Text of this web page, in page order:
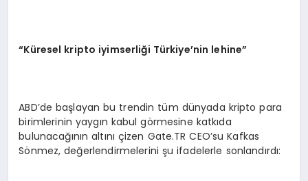
“Küresel kripto iyimserliği Türkiye’nin lehine”
ABD’de başlayan bu trendin tüm dünyada kripto para
birimlerinin yaygın kabul görmesine katkıda
bulunacağının altını çizen Gate.TR CEO’su Kafkas
Sönmez, değerlendirmelerini şu ifadelerle sonlandırdı: